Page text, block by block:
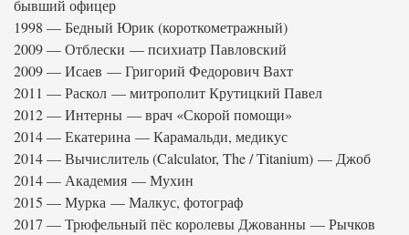
бывший офицер
1998 — Бедный Юрик (короткометражный)
2009 — Отблески — психиатр Павловский
2009 — Исаев — Григорий Федорович Вахт
2011 — Раскол — митрополит Крутицкий Павел
2012 — Интерны — врач «Скорой помощи»
2014 — Екатерина — Карамальди, медикус
2014 — Вычислитель (Calculator, The / Titanium) — Джоб
2014 — Академия — Мухин
2015 — Мурка — Малкус, фотограф
2017 — Трюфельный пёс королевы Джованны — Рычков